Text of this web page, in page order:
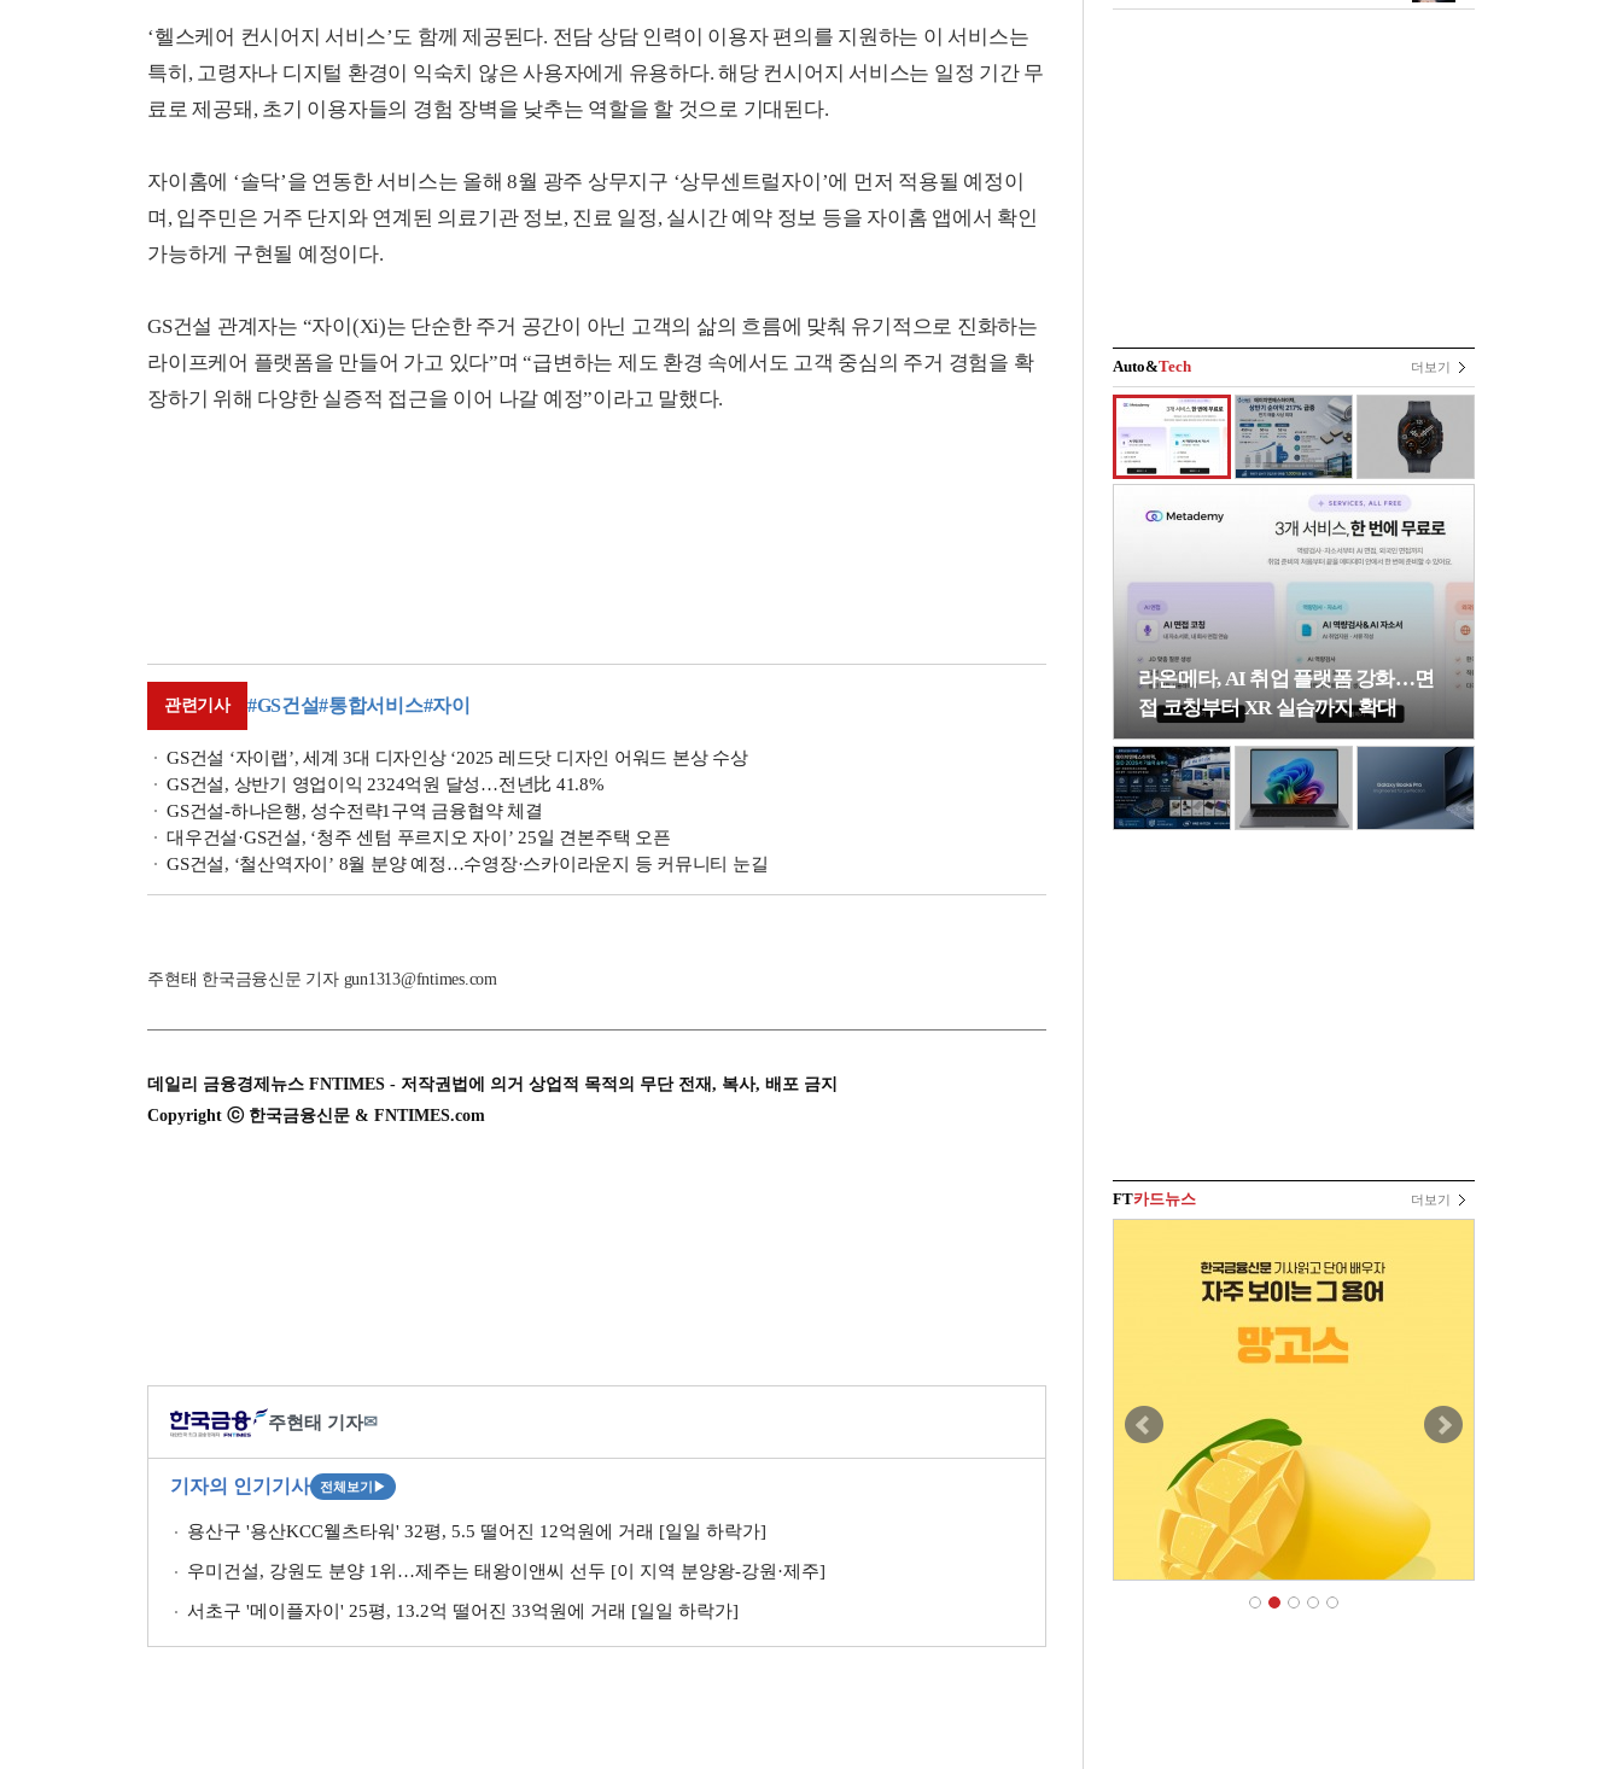
‘헬스케어 컨시어지 서비스’도 함께 제공된다. 전담 상담 인력이 이용자 편의를 지원하는 이 서비스는
특히, 고령자나 디지털 환경이 익숙치 않은 사용자에게 유용하다. 해당 컨시어지 서비스는 일정 기간 무
료로 제공돼, 초기 이용자들의 경험 장벽을 낮추는 역할을 할 것으로 기대된다.
자이홈에 ‘솔닥’을 연동한 서비스는 올해 8월 광주 상무지구 ‘상무센트럴자이’에 먼저 적용될 예정이
며, 입주민은 거주 단지와 연계된 의료기관 정보, 진료 일정, 실시간 예약 정보 등을 자이홈 앱에서 확인
가능하게 구현될 예정이다.
GS건설 관계자는 “자이(Xi)는 단순한 주거 공간이 아닌 고객의 삶의 흐름에 맞춰 유기적으로 진화하는
라이프케어 플랫폼을 만들어 가고 있다”며 “급변하는 제도 환경 속에서도 고객 중심의 주거 경험을 확
장하기 위해 다양한 실증적 접근을 이어 나갈 예정”이라고 말했다.
관련기사 #GS건설#통합서비스#자이
GS건설 ‘자이랩’, 세계 3대 디자인상 ‘2025 레드닷 디자인 어워드 본상 수상
GS건설, 상반기 영업이익 2324억원 달성…전년比 41.8%
GS건설-하나은행, 성수전략1구역 금융협약 체결
대우건설·GS건설, ‘청주 센텀 푸르지오 자이’ 25일 견본주택 오픈
GS건설, ‘철산역자이’ 8월 분양 예정…수영장·스카이라운지 등 커뮤니티 눈길
주현태 한국금융신문 기자 gun1313@fntimes.com
데일리 금융경제뉴스 FNTIMES - 저작권법에 의거 상업적 목적의 무단 전재, 복사, 배포 금지
Copyright ⓒ 한국금융신문 & FNTIMES.com
주현태 기자✉
기자의 인기기사 전체보기 ▶
용산구 '용산KCC웰츠타워' 32평, 5.5 떨어진 12억원에 거래 [일일 하락가]
우미건설, 강원도 분양 1위…제주는 태왕이앤씨 선두 [이 지역 분양왕-강원·제주]
서초구 '메이플자이' 25평, 13.2억 떨어진 33억원에 거래 [일일 하락가]
수료 2배 증가 효과 [금융 시
Auto&Tech 더보기
라온메타, AI 취업 플랫폼 강화…면
접 코칭부터 XR 실습까지 확대
FT카드뉴스 더보기